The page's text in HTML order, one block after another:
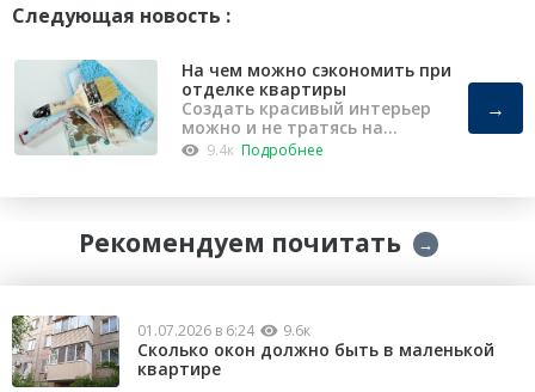
Следующая новость :
На чем можно сэкономить при
отделке квартиры
Создать красивый интерьер
можно и не тратясь на
капремонт
9.4к Подробнее
→
Рекомендуем почитать →
01.07.2026 в 6:24 9.6к
Сколько окон должно быть в маленькой
квартире